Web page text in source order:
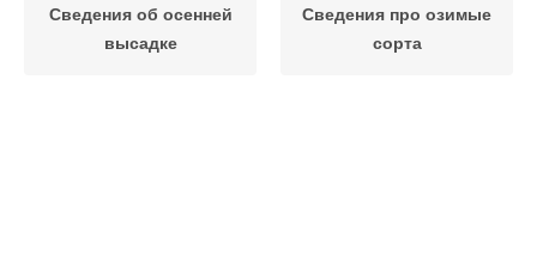
Сведения об осенней
высадке
Сведения про озимые
сорта